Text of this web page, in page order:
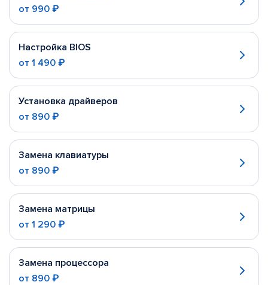
от 990 ₽
Настройка BIOS
от 1 490 ₽
Установка драйверов
от 890 ₽
Замена клавиатуры
от 890 ₽
Замена матрицы
от 1 290 ₽
Замена процессора
от 890 ₽